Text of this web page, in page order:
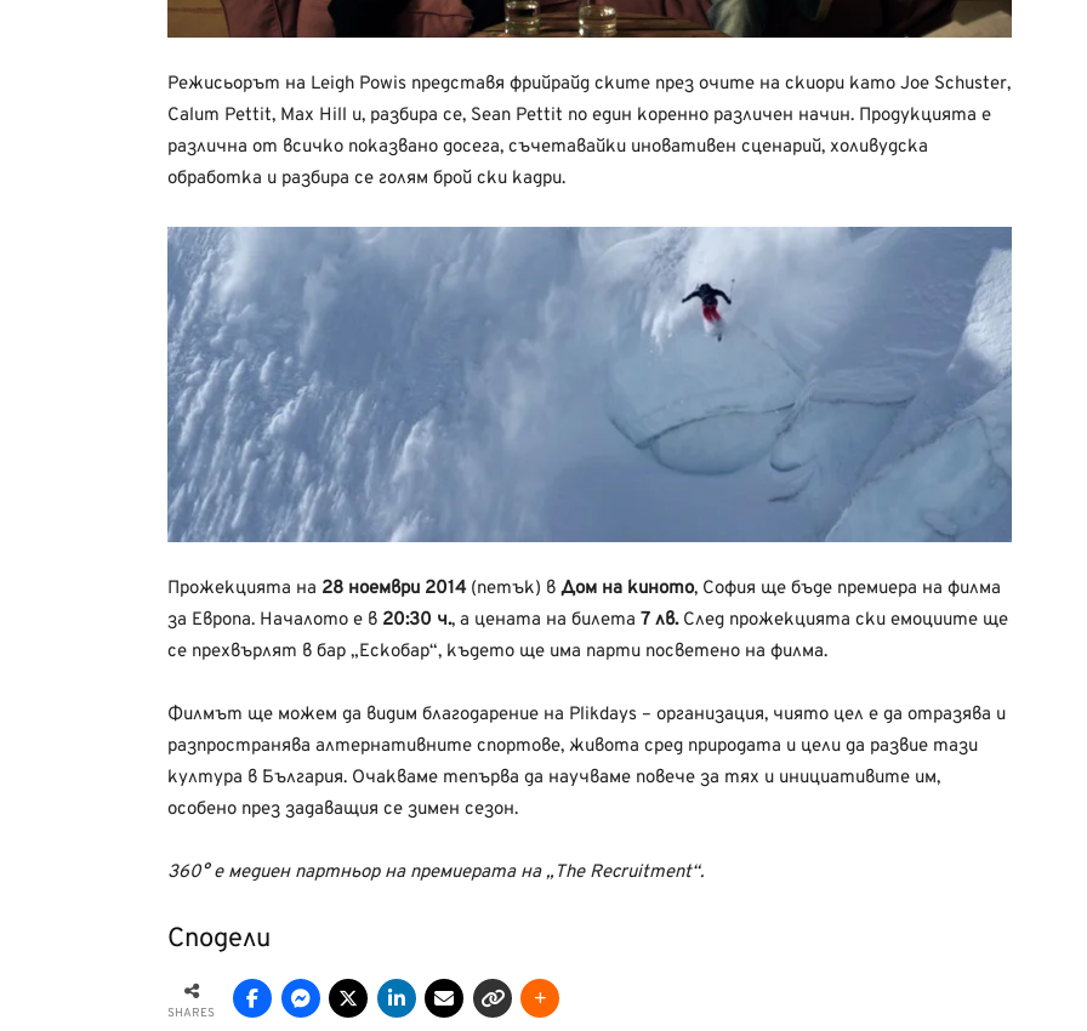
Режисьорът на Leigh Powis представя фрийрайд ските през очите на скиори като Joe Schuster,
Calum Pettit, Max Hill и, разбира се, Sean Pettit по един коренно различен начин. Продукцията е
различна от всичко показвано досега, съчетавайки иновативен сценарий, холивудска
обработка и разбира се голям брой ски кадри.
Прожекцията на 28 ноември 2014(петък) в Дом на киното, София ще бъде премиера на филма
за Европа. Началото е в 20:30 ч., а цената на билета 7 лв.След прожекцията ски емоциите ще
се прехвърлят в бар „Ескобар“, където ще има парти посветено на филма.
Филмът ще можем да видим благодарение на Plikdays – организация, чиято цел е да отразява и
разпространява алтернативните спортове, живота сред природата и цели да развие тази
култура в България. Очакваме тепърва да научваме повече за тях и инициативите им,
особено през задаващия се зимен сезон.
360° е медиен партньор на премиерата на „The Recruitment“.
Сподели
SHARES